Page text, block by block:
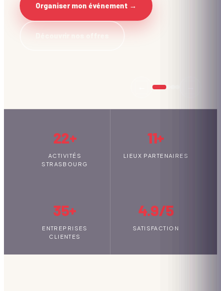
Organiser mon événement →
22+
ACTIVITÉS
STRASBOURG
11+
LIEUX PARTENAIRES
35+
ENTREPRISES
CLIENTES
4.9/5
SATISFACTION